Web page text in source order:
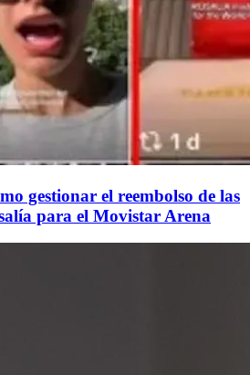
gestionar el reembolso de las
para el Movistar Arena